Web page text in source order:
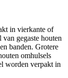
in vierkante of
gegaste houten
banden. Grotere
omhulsels
worden verpakt in